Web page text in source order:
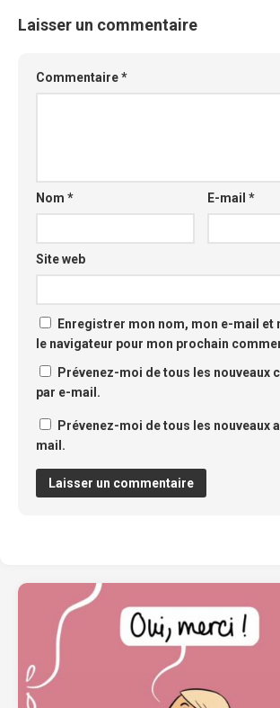
Laisser un commentaire
Commentaire*
Nom * E-mail*
Site web
Enregistrer mon nom, mon e-mail et
le navigateur pour mon prochain
Prévenez-moi de tous les nouveaux
par e-mail.
Prévenez-moi de tous les nouveaux
mail.